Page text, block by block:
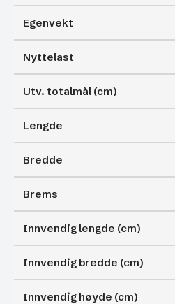
Egenvekt
Nyttelast
Utv. totalmål (cm)
Lengde
Bredde
Brems
Innvendig lengde (cm)
Innvendig bredde (cm)
Innvendig høyde (cm)